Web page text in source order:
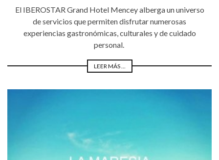
El IBEROSTAR Grand Hotel Mencey alberga un universo
de servicios que permiten disfrutar numerosas
experiencias gastronómicas, culturales y de cuidado
personal.
LEER MÁS ...